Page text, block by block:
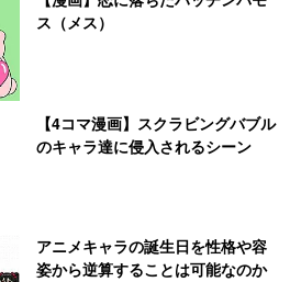
ス（メス）
【4コマ漫画】スクラビングバブル
のキャラ達に侵入されるシーン
アニメキャラの誕生日を性格や容
姿から逆算することは可能なのか